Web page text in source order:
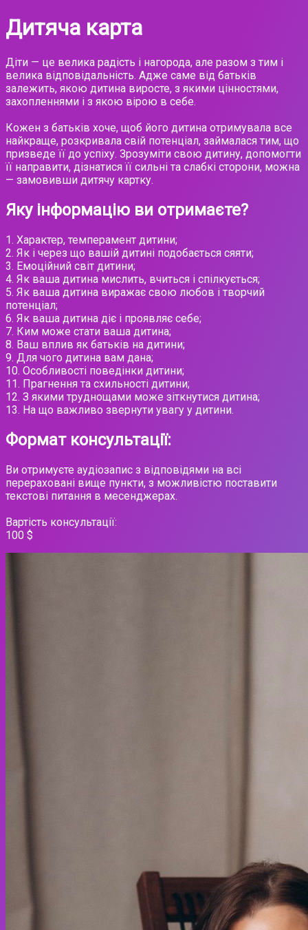
Дитяча карта
Діти — це велика радість і нагорода, але разом з тим і
велика відповідальність. Адже саме від батьків
залежить, якою дитина виросте, з якими цінностями,
захопленнями і з якою вірою в себе.
Кожен з батьків хоче, щоб його дитина отримувала все
найкраще, розкривала свій потенціал, займалася тим, що
призведе її до успіху. Зрозуміти свою дитину, допомогти
її направити, дізнатися її сильні та слабкі сторони, можна
— замовивши дитячу картку.
Яку інформацію ви отримаєте?
1. Характер, темперамент дитини;
2. Як і через що вашій дитині подобається сяяти;
3. Емоційний світ дитини;
4. Як ваша дитина мислить, вчиться і спілкується;
5. Як ваша дитина виражає свою любов і творчий
потенціал;
6. Як ваша дитина діє і проявляє себе;
7. Ким може стати ваша дитина;
8. Ваш вплив як батьків на дитини;
9. Для чого дитина вам дана;
10. Особливості поведінки дитини;
11. Прагнення та схильності дитини;
12. З якими труднощами може зіткнутися дитина;
13. На що важливо звернути увагу у дитини.
Формат консультації:
Ви отримуєте аудіозапис з відповідями на всі
перераховані вище пункти, з можливістю поставити
текстові питання в месенджерах.
Вартість консультації:
100 $